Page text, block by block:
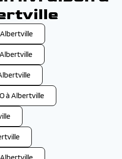
Albertville
à Albertville